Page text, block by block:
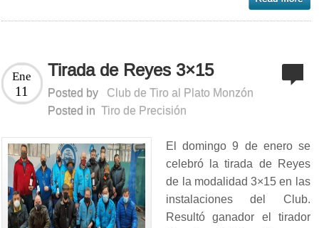
Tirada de Reyes 3×15
Ene
11 Posted by
Club de Tiro al Plato Monzón
Posted in Tiro de Precisión
El domingo 9 de enero se
celebró la tirada de Reyes
de la modalidad 3×15 en las
instalaciones del Club.
Resultó ganador el tirador